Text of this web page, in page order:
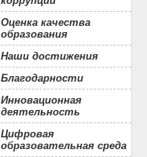
Оценка качества
образования
Наши достижения
Благодарности
Инновационная
деятельность
Цифровая
образовательная среда